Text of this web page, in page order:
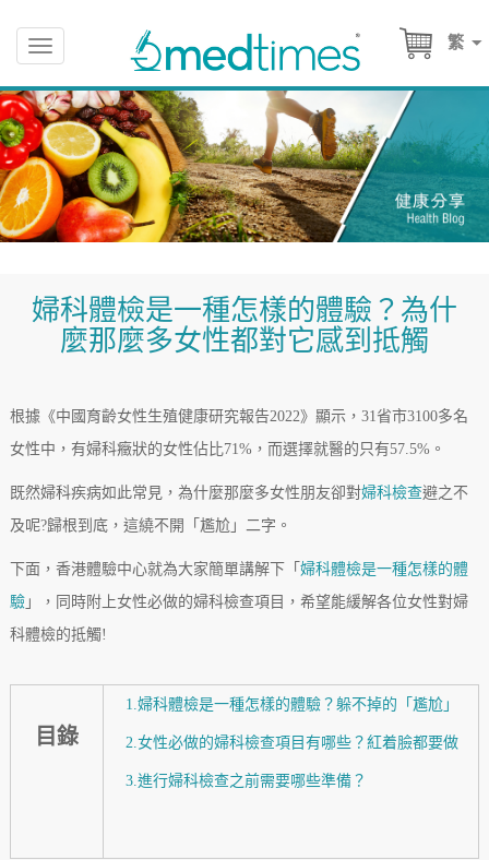
繁
Toggle
navigation
婦科體檢是一種怎樣的體驗？為什
麼那麼多女性都對它感到抵觸
根據《中國育齡女性生殖健康研究報告2022》顯示，31省市3100多名
女性中，有婦科癥狀的女性佔比71%，而選擇就醫的只有57.5%。
既然婦科疾病如此常見，為什麼那麼多女性朋友卻對婦科檢查避之不
及呢?歸根到底，這繞不開「尷尬」二字。
下面，香港體驗中心就為大家簡單講解下「 婦科體檢是一種怎樣的體
驗」，同時附上女性必做的婦科檢查項目，希望能緩解各位女性對婦
科體檢的抵觸!
目錄
1.婦科體檢是一種怎樣的體驗？躲不掉的「尷尬」
2.女性必做的婦科檢查項目有哪些？紅着臉都要做
3.進行婦科檢查之前需要哪些準備？